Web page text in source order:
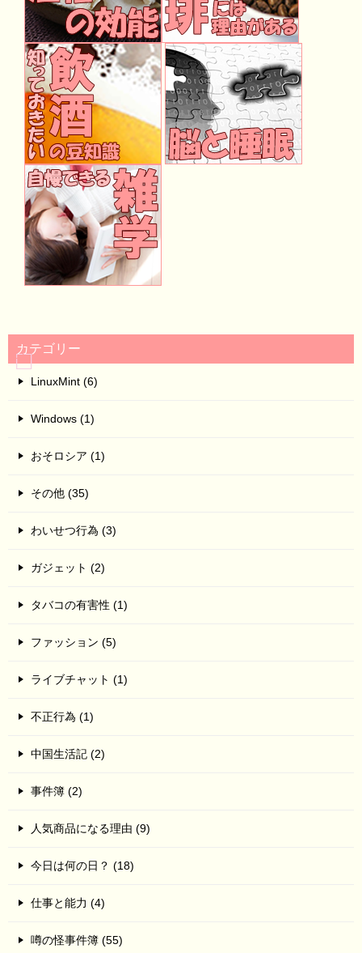
カテゴリー
LinuxMint (6)
Windows (1)
おそロシア (1)
その他 (35)
わいせつ行為 (3)
ガジェット (2)
タバコの有害性 (1)
ファッション (5)
ライブチャット (1)
不正行為 (1)
中国生活記 (2)
事件簿 (2)
人気商品になる理由 (9)
今日は何の日？ (18)
仕事と能力 (4)
噂の怪事件簿 (55)